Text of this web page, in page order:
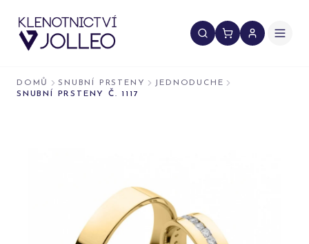
DOMŮ SNUBNÍ PRSTENY
JEDNODUCHE
SNUBNÍ PRSTENY Č. 1117